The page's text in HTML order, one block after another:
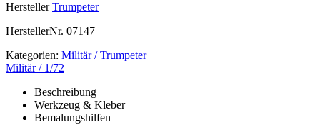
Hersteller Trumpeter
HerstellerNr. 07147
Kategorien: Militär / Trumpeter
Militär / 1/72
Beschreibung
Werkzeug & Kleber
Bemalungshilfen